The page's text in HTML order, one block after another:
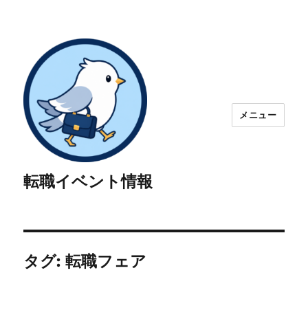
転職イベント情報
メニュー
タグ:転職フェア